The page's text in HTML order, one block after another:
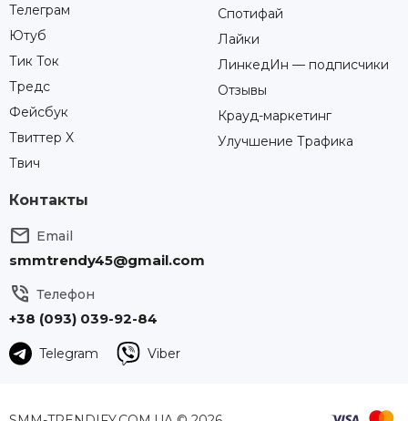
Телеграм
Ютуб
Тик Ток
Тредс
Фейсбук
Твиттер X
Твич
Спотифай
Лайки
ЛинкедИн — подписчики
Отзывы
Крауд-маркетинг
Улучшение Трафика
Контакты
 Email
smmtrendy45@gmail.com
 Телефон
+38 (093) 039-92-84
Telegram Viber